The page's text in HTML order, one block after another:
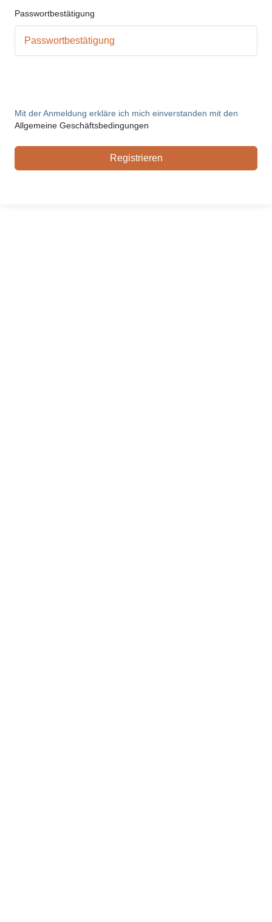
Passwortbestätigung
Mit der Anmeldung erkläre ich mich einverstanden mit den
Allgemeine Geschäftsbedingungen
Registrieren